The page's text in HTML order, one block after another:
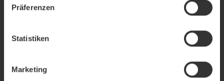
Präferenzen
Statistiken
Marketing
How to connect a Modbus device to a
What means the message 'Illegal Data